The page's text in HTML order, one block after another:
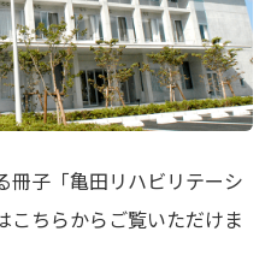
冊子「亀田リハビリテーシ
ちらからご覧いただけま